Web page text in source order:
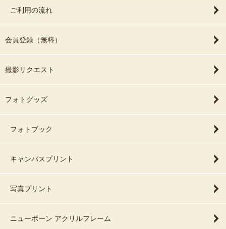
ご利用の流れ
会員登録（無料）
撮影リクエスト
フォトグッズ
フォトブック
キャンバスプリント
写真プリント
ニューボーン アクリルフレーム